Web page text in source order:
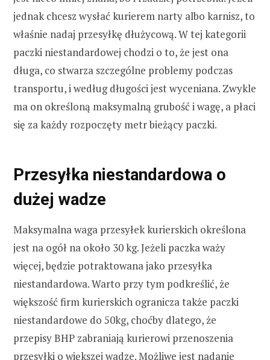
jednak chcesz wysłać kurierem narty albo karnisz, to
właśnie nadaj przesyłkę dłużycową. W tej kategorii
paczki niestandardowej chodzi o to, że jest ona
długa, co stwarza szczególne problemy podczas
transportu, i według długości jest wyceniana. Zwykle
ma on określoną maksymalną grubość i wagę, a płaci
się za każdy rozpoczęty metr bieżący paczki.
Przesyłka niestandardowa o
dużej wadze
Maksymalna waga przesyłek kurierskich określona
jest na ogół na około 30 kg. Jeżeli paczka waży
więcej, będzie potraktowana jako przesyłka
niestandardowa. Warto przy tym podkreślić, że
większość firm kurierskich ogranicza także paczki
niestandardowe do 50kg, choćby dlatego, że
przepisy BHP zabraniają kurierowi przenoszenia
przesyłki o większej wadze. Możliwe jest nadanie